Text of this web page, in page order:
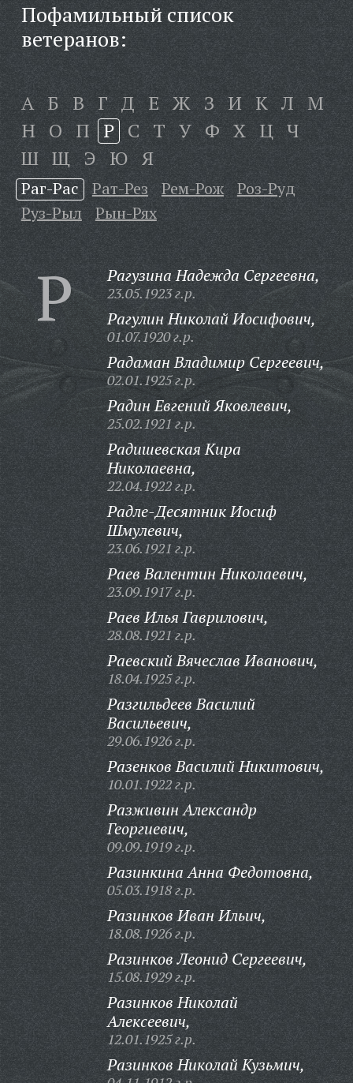
Пофамильный список
ветеранов:
А Б В Г Д Е Ж З И К Л М
Н О П Р С Т У Ф Х Ц Ч
Ш Щ Э Ю Я
Раг-Рас Рат-Рез Рем-Рож
Роз-Руд
Руз-Рыл
Рын-Рях
Р Рагузина Надежда Сергеевна,
23.05.1923 г.р.
Рагулин Николай Иосифович,
01.07.1920 г.р.
Радаман Владимир Сергеевич,
02.01.1925 г.р.
Радин Евгений Яковлевич,
25.02.1921 г.р.
Радишевская Кира
Николаевна,
22.04.1922 г.р.
Радле-Десятник Иосиф
Шмулевич,
23.06.1921 г.р.
Раев Валентин Николаевич,
23.09.1917 г.р.
Раев Илья Гаврилович,
28.08.1921 г.р.
Раевский Вячеслав Иванович,
18.04.1925 г.р.
Разгильдеев Василий
Васильевич,
29.06.1926 г.р.
Разенков Василий Никитович,
10.01.1922 г.р.
Разживин Александр
Георгиевич,
09.09.1919 г.р.
Разинкина Анна Федотовна,
05.03.1918 г.р.
Разинков Иван Ильич,
18.08.1926 г.р.
Разинков Леонид Сергеевич,
15.08.1929 г.р.
Разинков Николай
Алексеевич,
12.01.1925 г.р.
Разинков Николай Кузьмич,